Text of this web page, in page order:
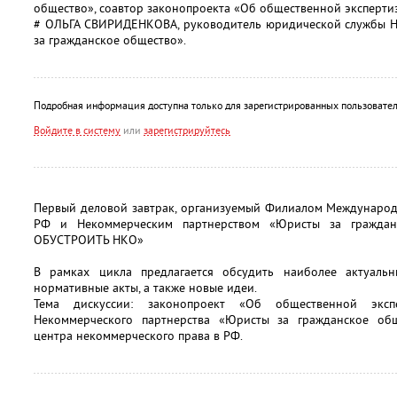
общество», соавтор законопроекта «Об общественной
# ОЛЬГА СВИРИДЕНКОВА, руководитель юридической службы
за гражданское общество».
Подробная информация доступна только для зарегистрированных
Войдите в систему или зарегистрируйтесь
Первый деловой завтрак, организуемый Филиалом
РФ и Некоммерческим партнерством «Юристы за
ОБУСТРОИТЬ НКО»
В рамках цикла предлагается обсудить наиболее
нормативные акты, а также новые идеи.
Тема дискуссии: законопроект «Об общественной
Некоммерческого партнерства «Юристы за гражданское
центра некоммерческого права в РФ.